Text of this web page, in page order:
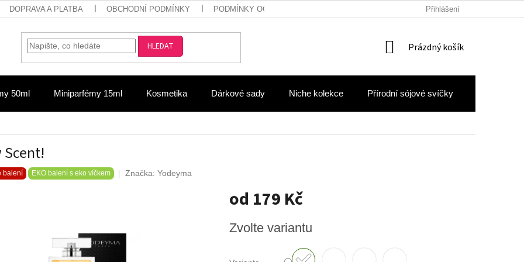
DOPRAVA A PLATBA OBCHODNÍ PODMÍNKY PODMÍNKY OCHRANY OSOBNÍCH ÚDAJŮ Přihlášení
HLEDAT
NÁKUPNÍ
Prázdný košík
50ml Miniparfémy 15ml Kosmetika Dárkové sady Niche kolekce Přírodní sójové svíčky
Scent!
balení EKO balení s eko víčkem Značka: Yodeyma
od 179 Kč
cena:
Zvolte variantu